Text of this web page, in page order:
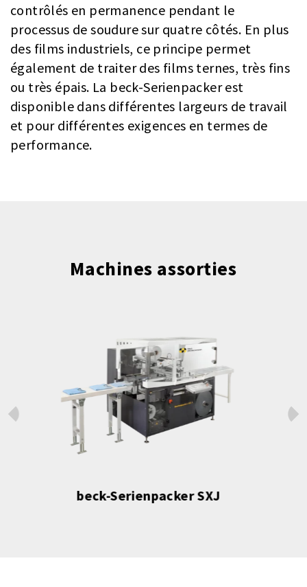
contrôlés en permanence pendant le
processus de soudure sur quatre côtés. En plus
des films industriels, ce principe permet
également de traiter des films ternes, très fins
ou très épais. La beck-Serienpacker est
disponible dans différentes largeurs de travail
et pour différentes exigences en termes de
performance.
Machines assorties
beck-Serienpacker SXJ mobil